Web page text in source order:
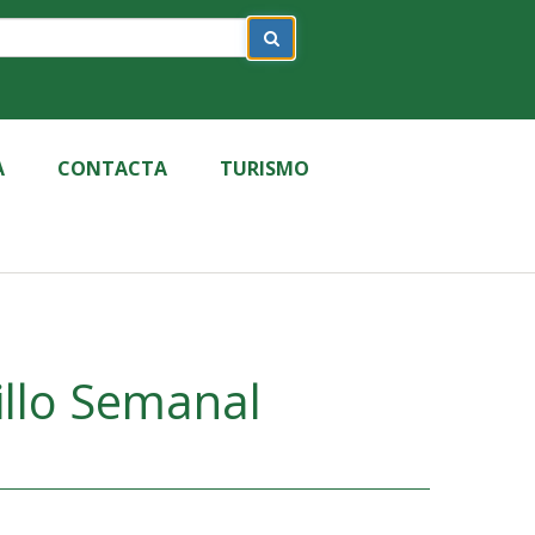
CONTACTA TURISMO
Semanal